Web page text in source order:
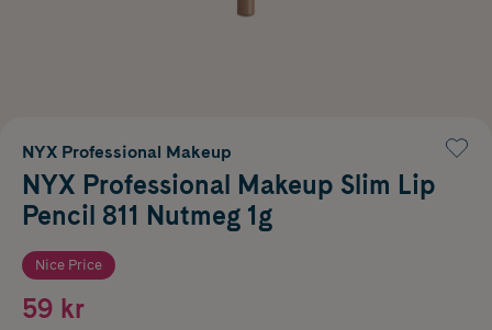
NYX Professional Makeup
NYX Professional Makeup Slim Lip
Pencil 811 Nutmeg 1g
Nice Price
59 kr